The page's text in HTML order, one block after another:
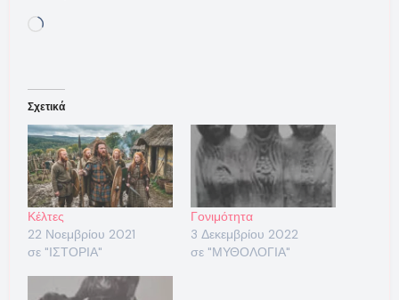
Loading…
Σχετικά
Κέλτες
22 Νοεμβρίου 2021
σε "ΙΣΤΟΡΙΑ"
Γονιμότητα
3 Δεκεμβρίου 2022
σε "ΜΥΘΟΛΟΓΙΑ"